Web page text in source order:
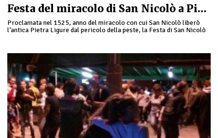
Festa del miracolo di San Nicolò a Pietra Ligure
Proclamata nel 1525, anno del miracolo con cui San Nicolò liberò
l’antica Pietra Ligure dal pericolo della peste, la Festa di San Nicolò